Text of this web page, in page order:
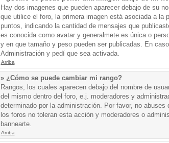
Hay dos imagenes que pueden aparecer debajo de su
que utilice el foro, la primera imagen está asociada a la
puntos, indicando la cantidad de mensajes que
es conocida como avatar y generalmete es única o
y en que tamaño y peso pueden ser publicadas. En
Administración y pedí que sea activada.
Arriba
» ¿Cómo se puede cambiar mi rango?
Rangos, los cuales aparecen debajo del nombre de
del mismo dentro del foro, e.j. moderadores y
determinado por la administración. Por favor, no
los foros no toleran esta acción y moderadores o
bannearte.
Arriba